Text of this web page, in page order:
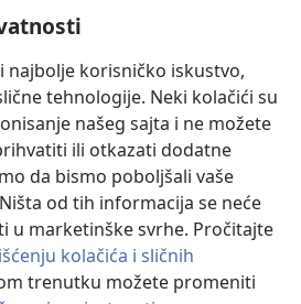
najbolje korisničko iskustvo,
tehnologije. Neki kolačići su
našeg sajta i ne možete
ili otkazati dodatne
da bismo poboljšali vaše
od tih informacija se neće
u marketinške svrhe. Pročitajte
kolačića i sličnih
trenutku možete promeniti
Watchtower
®